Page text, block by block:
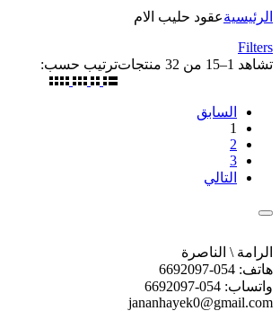
الرئيسيةعقود حليب الام
Filters
تشاهد 1
–
15 من 32 منتجاتترتيب حسب:
السابق
1
2
3
التالي
الرامة \ الناصرة
هاتف: 054-6692097
واتساب: 054-6692097
jananhayek0@gmail.com